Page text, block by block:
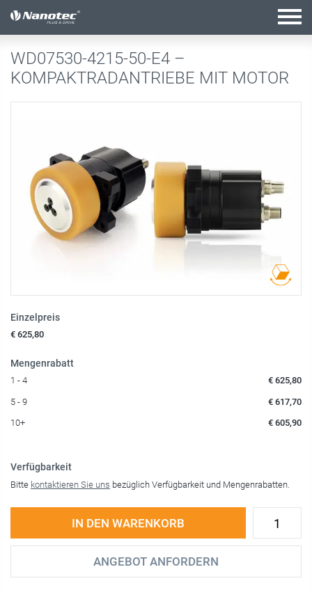
Aktive Kombination
WD07530-4215-50-E4 –
KOMPAKTRADANTRIEBE MIT MOTOR
Einzelpreis
€ 625,80
Mengenrabatt
1 - 4 € 625,80
5 - 9 € 617,70
10+ € 605,90
Verfügbarkeit
Bitte kontaktieren Sie uns bezüglich Verfügbarkeit und Mengenrabatten.
IN DEN WARENKORB
ANGEBOT ANFORDERN